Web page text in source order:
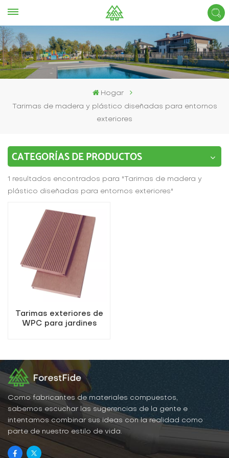
Hogar
Tarimas de madera y plástico diseñadas para entornos
exteriores
CATEGORÍAS DE PRODUCTOS
1 resultados encontrados para "Tarimas de madera y
plástico diseñadas para entornos exteriores"
Tarimas exteriores de
WPC para jardines
Como fabricantes de materiales compuestos,
sabemos escuchar las sugerencias de la gente e
intentamos combinar sus ideas con la realidad como
parte de nuestro estilo de vida.